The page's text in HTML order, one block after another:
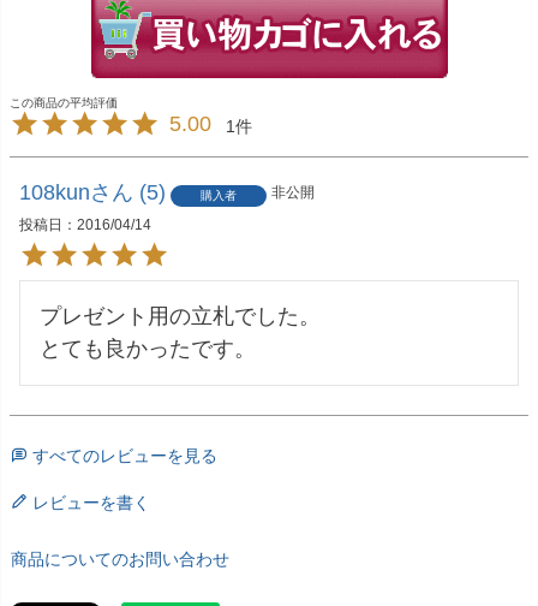
5.00 1
108kun 5 購入者
非公開
投稿日
2016/04/14
プレゼント用の立札でした。
とても良かったです。
すべてのレビューを見る
レビューを書く
商品についてのお問い合わせ